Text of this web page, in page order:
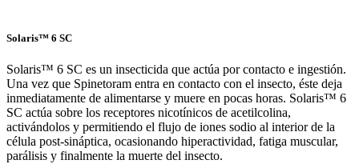
Solaris™ 6 SC
Solaris™ 6 SC es un insecticida que actúa por contacto e ingestión.
Una vez que Spinetoram entra en contacto con el insecto, éste deja
inmediatamente de alimentarse y muere en pocas horas. Solaris™ 6
SC actúa sobre los receptores nicotínicos de acetilcolina,
activándolos y permitiendo el flujo de iones sodio al interior de la
célula post-sináptica, ocasionando hiperactividad, fatiga muscular,
parálisis y finalmente la muerte del insecto.